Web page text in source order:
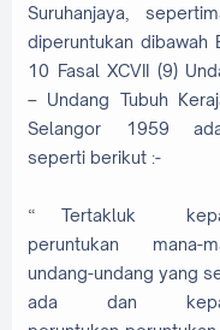
Suruhanjaya,
diperuntukan dibawah
10 Fasal XCVII (9)
– Undang Tubuh
Selangor 1959
seperti berikut :-
“ Tertakluk
peruntukan mana-
undang-undang yang
ada dan